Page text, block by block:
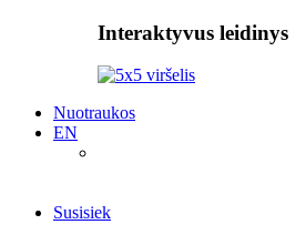
Interaktyvus leidinys
Nuotraukos
EN
Susisiek